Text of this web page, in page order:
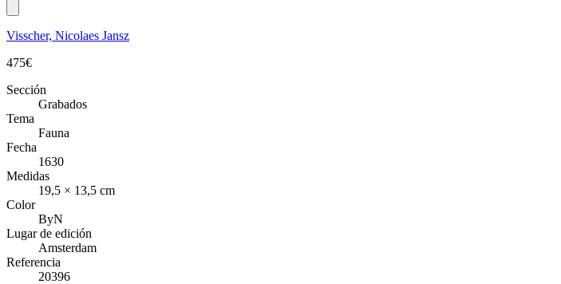
Visscher, Nicolaes Jansz
475€
Sección
Grabados
Tema
Fauna
Fecha
1630
Medidas
19,5 × 13,5 cm
Color
ByN
Lugar de edición
Amsterdam
Referencia
20396